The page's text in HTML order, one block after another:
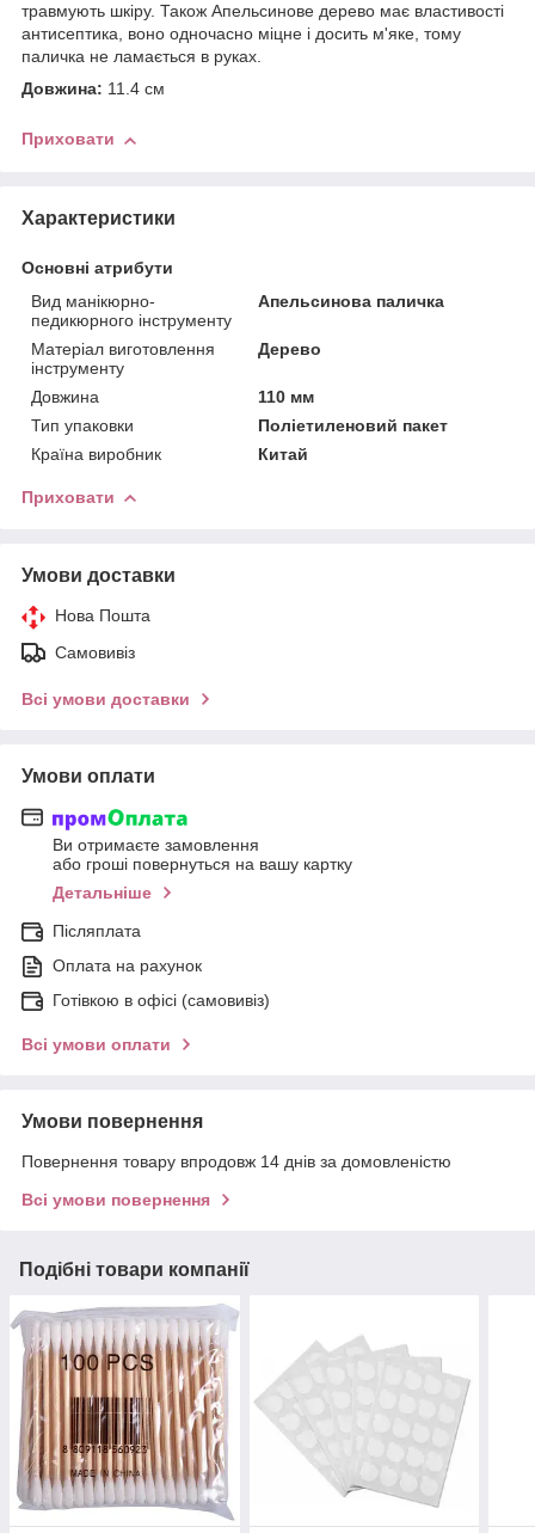
травмують шкіру. Також Апельсинове дерево має властивості
антисептика, воно одночасно міцне і досить м'яке, тому
паличка не ламається в руках.
Довжина: 11.4 см
Приховати
Характеристики
Основні атрибути
Вид манікюрно-
педикюрного інструменту
Апельсинова паличка
Матеріал виготовлення
інструменту
Дерево
Довжина
110 мм
Тип упаковки
Поліетиленовий пакет
Країна виробник
Китай
Приховати
Умови доставки
Нова Пошта
Самовивіз
Всі умови доставки
Умови оплати
Ви отримаєте замовлення
або гроші повернуться на вашу картку
Детальніше
Післяплата
Оплата на рахунок
Готівкою в офісі (самовивіз)
Всі умови оплати
Умови повернення
Повернення товару впродовж 14 днів за домовленістю
Всі умови повернення
Подібні товари компанії